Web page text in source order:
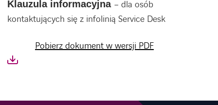
Klauzula informacyjna – dla osób
kontaktujących się z infolinią Service Desk
Pobierz dokument w wersji PDF